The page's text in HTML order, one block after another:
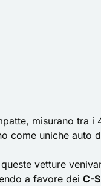
misurano tra
come uniche auto
vetture
a favore dei C-